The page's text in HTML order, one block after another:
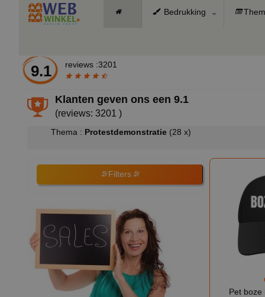
Bedrukking
9.1 reviews :3201
Klanten geven ons een9.1
(reviews: 3201 )
Thema : Protestdemonstratie (28 x)
Filters
Pet boze